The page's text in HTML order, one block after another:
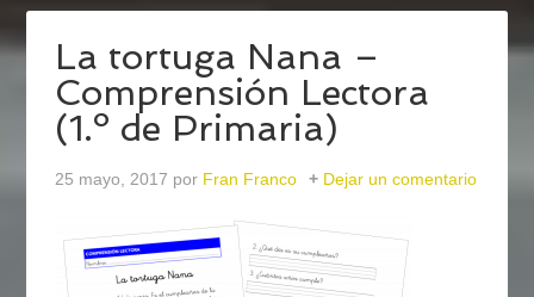
La tortuga Nana –
Comprensión Lectora
(1.º de Primaria)
25 mayo, 2017 por Fran Franco Dejar un comentario